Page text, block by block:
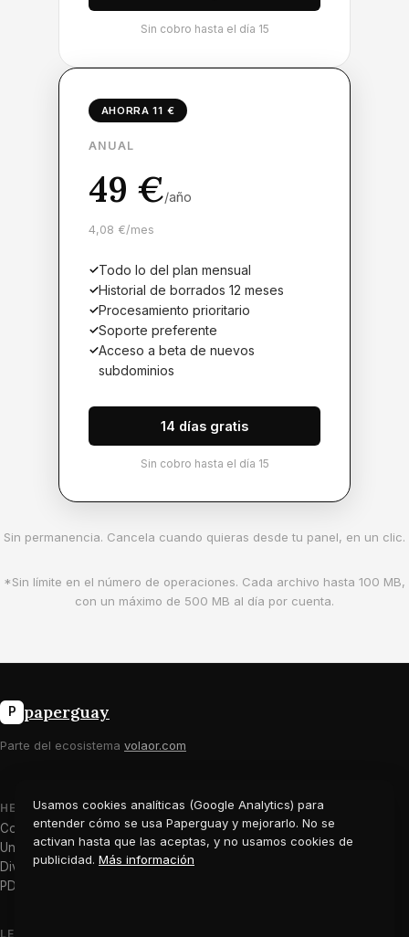
Sin cobro hasta el día 15
AHORRA 11 €
ANUAL
49 €/año
4,08 €/mes
Todo lo del plan mensual
Historial de borrados 12 meses
Procesamiento prioritario
Soporte preferente
Acceso a beta de nuevos
subdominios
14 días gratis
Sin cobro hasta el día 15
Sin permanencia. Cancela cuando quieras desde tu panel, en un clic.
*Sin límite en el número de operaciones. Cada archivo hasta 100 MB,
con un máximo de 500 MB al día por cuenta.
P paperguay
Parte del ecosistema volaor.com
HERRAMIENTAS
Comprimir PDF
Unir PDFs
Dividir PDF
PDF a Word
PRODUCTO
Precios
Privacidad
LEGAL
Usamos cookies analíticas (Google Analytics) para
entender cómo se usa Paperguay y mejorarlo. No se
activan hasta que las aceptas, y no usamos cookies de
publicidad. Más información